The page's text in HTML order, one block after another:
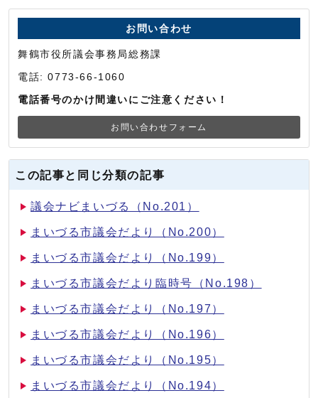
お問い合わせ
舞鶴市役所議会事務局総務課
電話: 0773-66-1060
電話番号のかけ間違いにご注意ください！
お問い合わせフォーム
この記事と同じ分類の記事
議会ナビまいづる（No.201）
まいづる市議会だより（No.200）
まいづる市議会だより（No.199）
まいづる市議会だより臨時号（No.198）
まいづる市議会だより（No.197）
まいづる市議会だより（No.196）
まいづる市議会だより（No.195）
まいづる市議会だより（No.194）